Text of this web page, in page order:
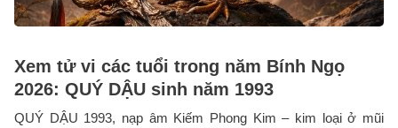
Xem tử vi các tuổi trong năm Bính Ngọ
2026: QUÝ DẬU sinh năm 1993
QUÝ DẬU 1993, nạp âm Kiếm Phong Kim – kim loại ở mũi